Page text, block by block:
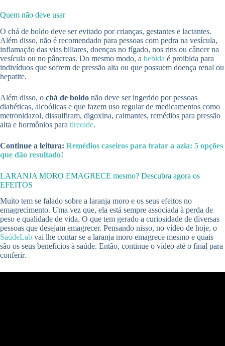
Quem não deve usar
O chá de boldo deve ser evitado por crianças, gestantes e lactantes.
Além disso, não é recomendado para pessoas com pedra na vesícula,
inflamação das vias biliares, doenças no fígado, nos rins ou câncer na
vesícula ou no pâncreas. Do mesmo modo, a bebida é proibida para
indivíduos que sofrem de pressão alta ou que possuem doença renal ou
hepatite.
Além disso, o chá de boldo não deve ser ingerido por pessoas
diabéticas, alcoólicas e que fazem uso regular de medicamentos como
metronidazol, dissulfiram, digoxina, calmantes, remédios para pressão
alta e hormônios para tireoide.
Continue a leitura: Remédios caseiros para tratar a azia: 5 opções
que dão resultado!
LARANJA MORO EMAGRECE mesmo? Descubra agora os
EFEITOS
Muito tem se falado sobre a laranja moro e os seus efeitos no
emagrecimento. Uma vez que, ela está sempre associada à perda de
peso e qualidade de vida. O que tem gerado a curiosidade de diversas
pessoas que desejam emagrecer. Pensando nisso, no vídeo de hoje, o
SaúdeLab vai lhe contar se a laranja moro emagrece mesmo e quais
são os seus benefícios à saúde. Então, continue o vídeo até o final para
conferir.